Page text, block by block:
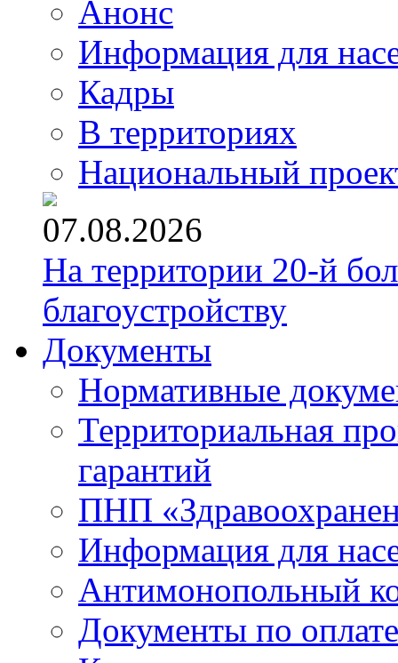
Анонс
Информация для
Кадры
В территориях
Национальный
07.08.2026
На территории 20-й
благоустройству
Документы
Нормативные
Территориальная
гарантий
ПНП
Информация для
Антимонопольный
Документы по